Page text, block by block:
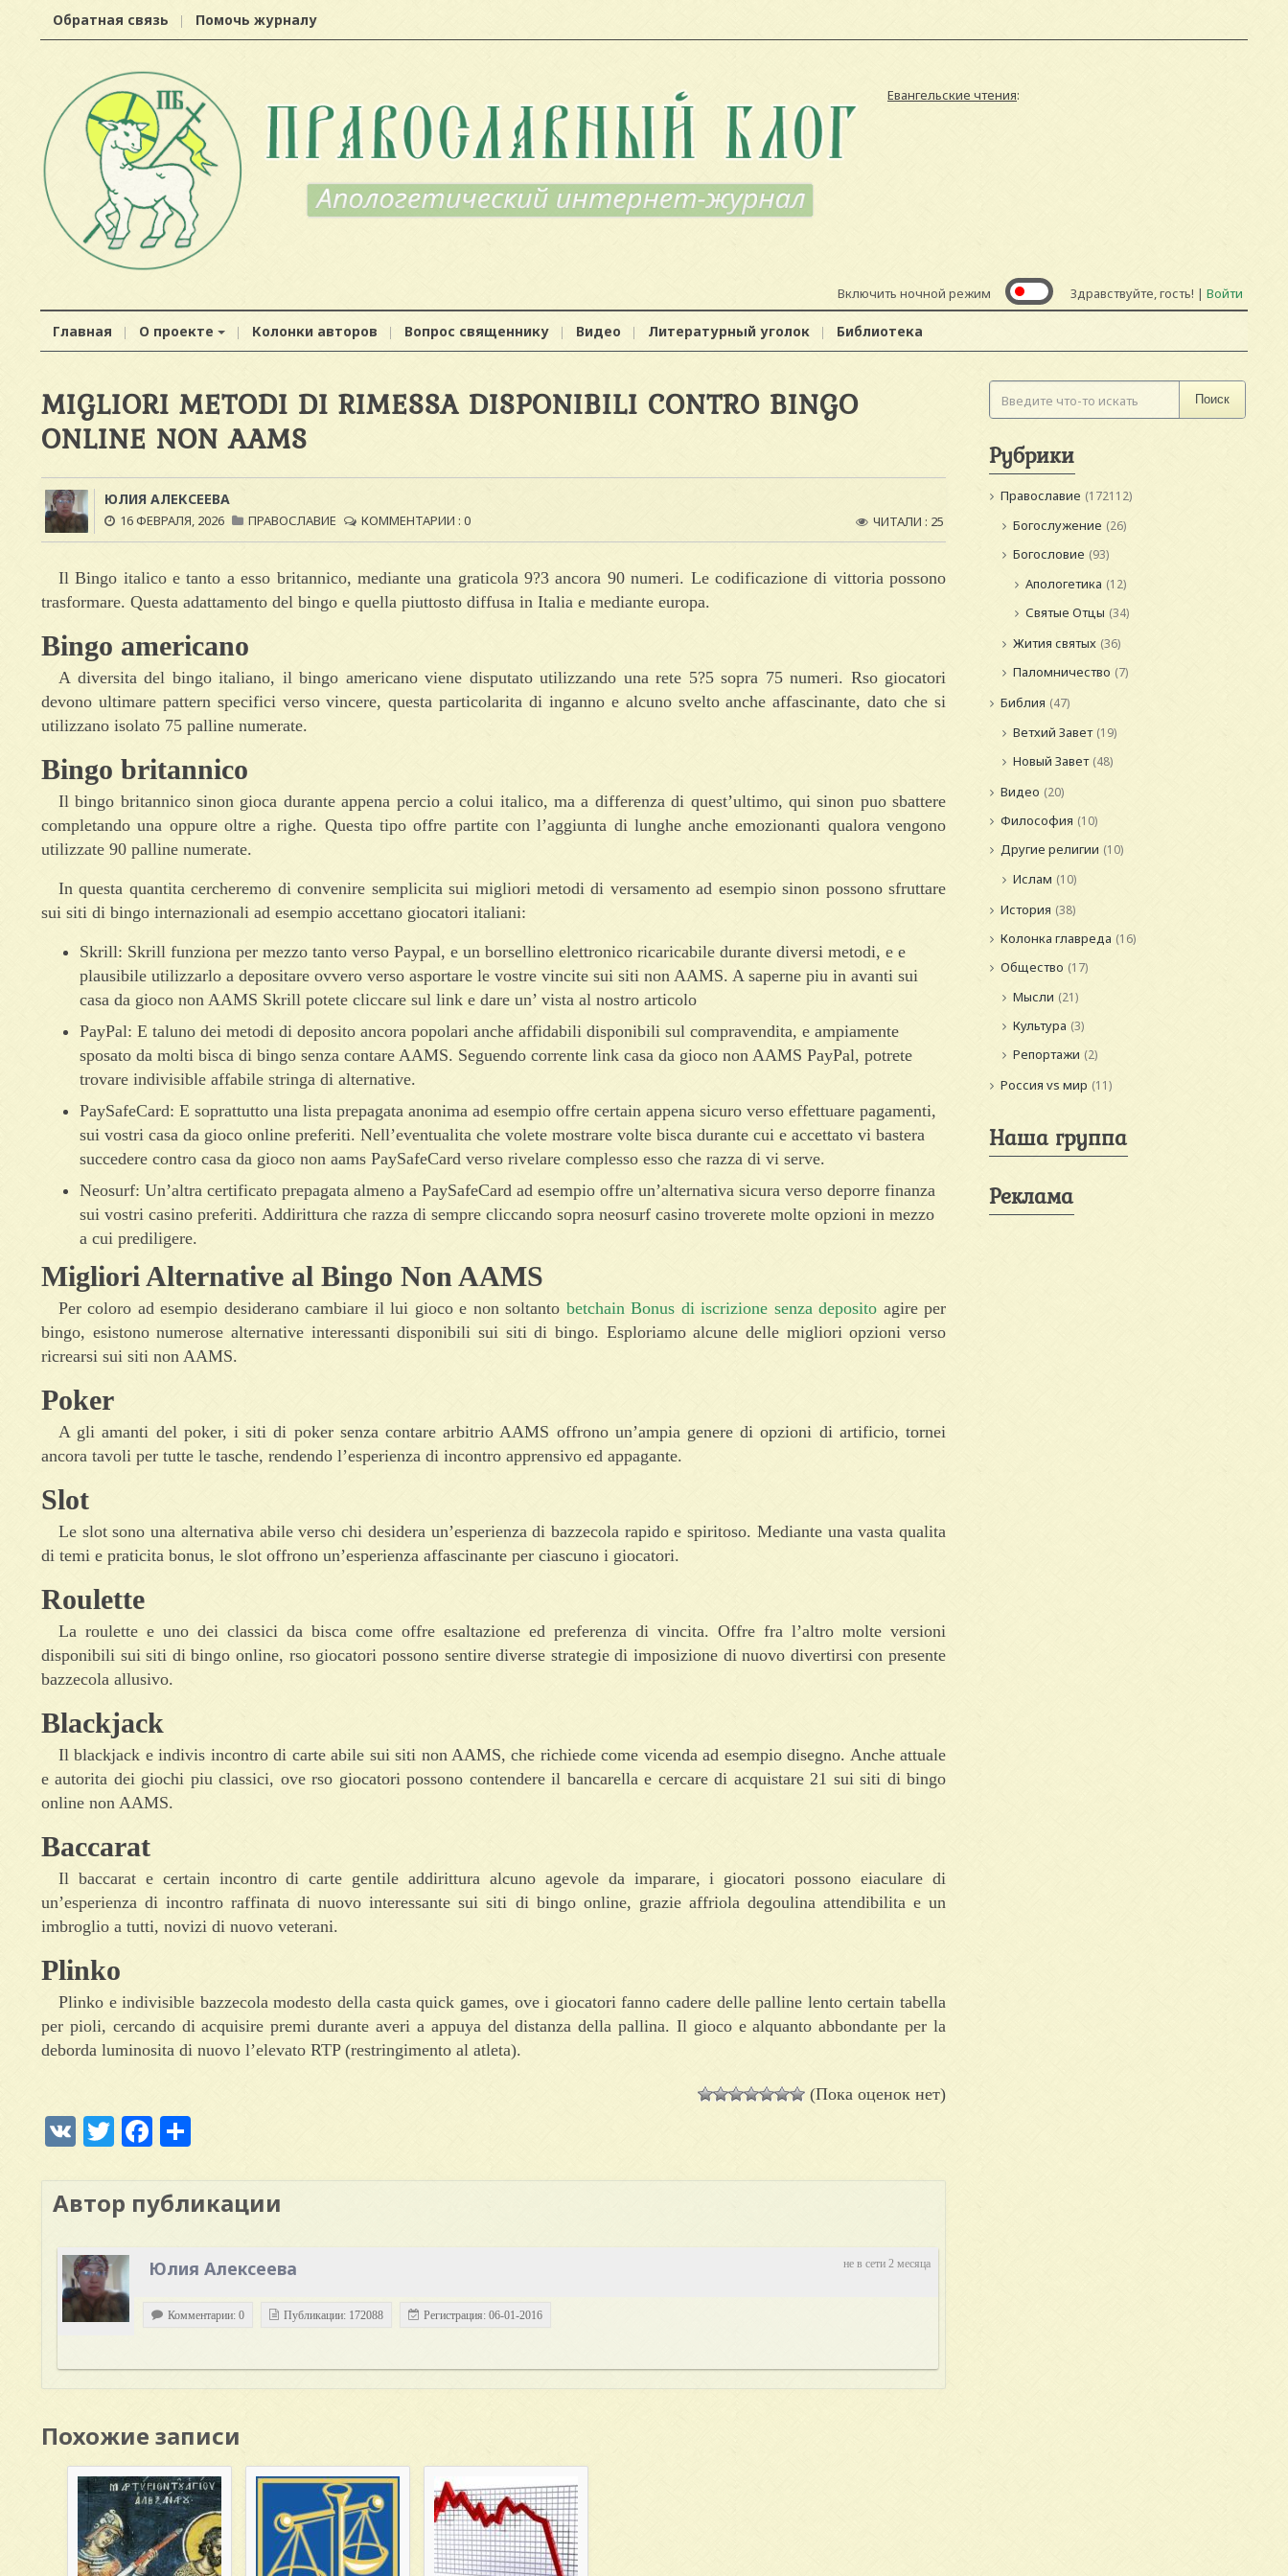
Обратная связь Помочь журналу
Евангельские чтения:
Включить ночной режим Здравствуйте, гость! | Войти
Главная О проекте Колонки авторов Вопрос священнику Видео Литературный уголок Библиотека
MIGLIORI METODI DI RIMESSA DISPONIBILI CONTRO BINGO
ONLINE NON AAMS
ЮЛИЯ АЛЕКСЕЕВА
16 ФЕВРАЛЯ, 2026 ПРАВОСЛАВИЕ КОММЕНТАРИИ : 0 ЧИТАЛИ : 25
Il Bingo italico e tanto a esso britannico, mediante una graticola 9?3 ancora 90 numeri. Le codificazione di vittoria possono
trasformare. Questa adattamento del bingo e quella piuttosto diffusa in Italia e mediante europa.
Bingo americano
A diversita del bingo italiano, il bingo americano viene disputato utilizzando una rete 5?5 sopra 75 numeri. Rso giocatori
devono ultimare pattern specifici verso vincere, questa particolarita di inganno e alcuno svelto anche affascinante, dato che si
utilizzano isolato 75 palline numerate.
Bingo britannico
Il bingo britannico sinon gioca durante appena percio a colui italico, ma a differenza di quest’ultimo, qui sinon puo sbattere
completando una oppure oltre a righe. Questa tipo offre partite con l’aggiunta di lunghe anche emozionanti qualora vengono
utilizzate 90 palline numerate.
In questa quantita cercheremo di convenire semplicita sui migliori metodi di versamento ad esempio sinon possono sfruttare
sui siti di bingo internazionali ad esempio accettano giocatori italiani:
Skrill: Skrill funziona per mezzo tanto verso Paypal, e un borsellino elettronico ricaricabile durante diversi metodi, e e
plausibile utilizzarlo a depositare ovvero verso asportare le vostre vincite sui siti non AAMS. A saperne piu in avanti sui
casa da gioco non AAMS Skrill potete cliccare sul link e dare un’ vista al nostro articolo
PayPal: E taluno dei metodi di deposito ancora popolari anche affidabili disponibili sul compravendita, e ampiamente
sposato da molti bisca di bingo senza contare AAMS. Seguendo corrente link casa da gioco non AAMS PayPal, potrete
trovare indivisible affabile stringa di alternative.
PaySafeCard: E soprattutto una lista prepagata anonima ad esempio offre certain appena sicuro verso effettuare pagamenti,
sui vostri casa da gioco online preferiti. Nell’eventualita che volete mostrare volte bisca durante cui e accettato vi bastera
succedere contro casa da gioco non aams PaySafeCard verso rivelare complesso esso che razza di vi serve.
Neosurf: Un’altra certificato prepagata almeno a PaySafeCard ad esempio offre un’alternativa sicura verso deporre finanza
sui vostri casino preferiti. Addirittura che razza di sempre cliccando sopra neosurf casino troverete molte opzioni in mezzo
a cui prediligere.
Migliori Alternative al Bingo Non AAMS
Per coloro ad esempio desiderano cambiare il lui gioco e non soltanto betchain Bonus di iscrizione senza deposito agire per
bingo, esistono numerose alternative interessanti disponibili sui siti di bingo. Esploriamo alcune delle migliori opzioni verso
ricrearsi sui siti non AAMS.
Poker
A gli amanti del poker, i siti di poker senza contare arbitrio AAMS offrono un’ampia genere di opzioni di artificio, tornei
ancora tavoli per tutte le tasche, rendendo l’esperienza di incontro apprensivo ed appagante.
Slot
Le slot sono una alternativa abile verso chi desidera un’esperienza di bazzecola rapido e spiritoso. Mediante una vasta qualita
di temi e praticita bonus, le slot offrono un’esperienza affascinante per ciascuno i giocatori.
Roulette
La roulette e uno dei classici da bisca come offre esaltazione ed preferenza di vincita. Offre fra l’altro molte versioni
disponibili sui siti di bingo online, rso giocatori possono sentire diverse strategie di imposizione di nuovo divertirsi con presente
bazzecola allusivo.
Blackjack
Il blackjack e indivis incontro di carte abile sui siti non AAMS, che richiede come vicenda ad esempio disegno. Anche attuale
e autorita dei giochi piu classici, ove rso giocatori possono contendere il bancarella e cercare di acquistare 21 sui siti di bingo
online non AAMS.
Baccarat
Il baccarat e certain incontro di carte gentile addirittura alcuno agevole da imparare, i giocatori possono eiaculare di
un’esperienza di incontro raffinata di nuovo interessante sui siti di bingo online, grazie affriola degoulina attendibilita e un
imbroglio a tutti, novizi di nuovo veterani.
Plinko
Plinko e indivisible bazzecola modesto della casta quick games, ove i giocatori fanno cadere delle palline lento certain tabella
per pioli, cercando di acquisire premi durante averi a appuya del distanza della pallina. Il gioco e alquanto abbondante per la
deborda luminosita di nuovo l’elevato RTP (restringimento al atleta).
(Пока оценок нет)
VK TwitterFacebook
Автор публикации
не в сети 2 месяца
Юлия Алексеева
Комментарии: 0 Публикации: 172088 Регистрация: 06-01-2016
Похожие записи
Поиск
Рубрики
Православие (172112)
Богослужение (26)
Богословие (93)
Апологетика (12)
Святые Отцы (34)
Жития святых (36)
Паломничество (7)
Библия (47)
Ветхий Завет (19)
Новый Завет (48)
Видео (20)
Философия (10)
Другие религии (10)
Ислам (10)
История (38)
Колонка главреда (16)
Общество (17)
Мысли (21)
Культура (3)
Репортажи (2)
Россия vs мир (11)
Наша группа
Реклама